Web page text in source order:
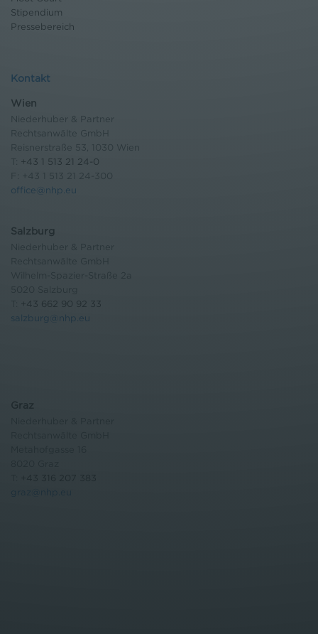
Stipendium
Pressebereich
Kontakt
Wien
Niederhuber & Partner
Rechtsanwälte GmbH
Reisnerstraße 53, 1030 Wien
+43 1 513 21 24-0
F: +43 1 513 21 24-300
office@nhp.eu
Salzburg
Niederhuber & Partner
Wilhelm-Spazier-Straße 2a
+43 662 90 92 33
salzburg@nhp.eu
Graz